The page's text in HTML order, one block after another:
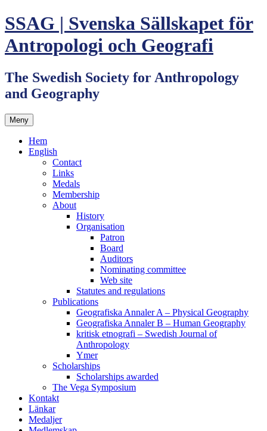
Hoppa
till
innehåll
SSAG | Svenska Sällskapet för
Antropologi och Geografi
The Swedish Society for Anthropology
and Geography
Meny
Hem
English
Contact
Links
Medals
Membership
About
History
Organisation
Patron
Board
Auditors
Nominating committee
Web site
Statutes and regulations
Publications
Geografiska Annaler A – Physical Geography
Geografiska Annaler B – Human Geography
kritisk etnografi – Swedish Journal of
Anthropology
Ymer
Scholarships
Scholarships awarded
The Vega Symposium
Kontakt
Länkar
Medaljer